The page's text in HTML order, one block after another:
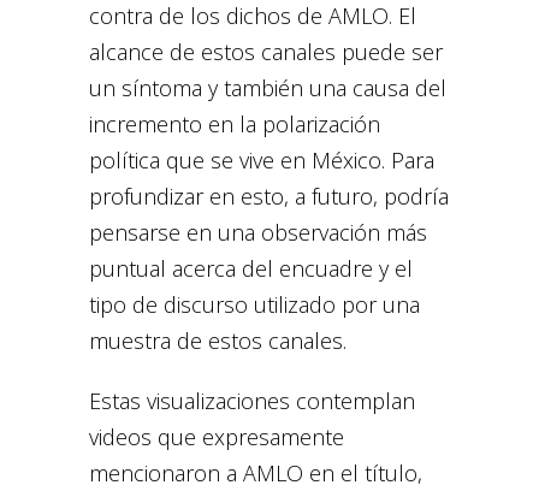
contra de los dichos de AMLO. El
alcance de estos canales puede ser
un síntoma y también una causa del
incremento en la polarización
política que se vive en México. Para
profundizar en esto, a futuro, podría
pensarse en una observación más
puntual acerca del encuadre y el
tipo de discurso utilizado por una
muestra de estos canales.
Estas visualizaciones contemplan
videos que expresamente
mencionaron a AMLO en el título,